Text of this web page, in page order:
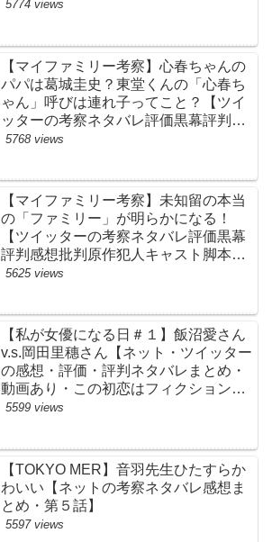
ネタバレ感想考察まとめ・スッキリ・
5774 views
【マイファミリー考察】心春ちゃんの
パパは葛城圭史？東堂くんの「心春ち
ゃん」呼びは連れ子ってこと？【ツイ
ッターの考察ネタバレ評価黒幕評判感
想批判原作犯人キャスト脚本あらすじ
5768 views
【マイファミリー考察】未知留の本当
の「ファミリー」が明らかになる！
【ツイッターの考察ネタバレ評価黒幕
評判感想批判原作犯人キャスト脚本あ
らすじ伏線まとめ】
5625 views
【私が女優になる日＃１】飯沼愛さん
v.s.岡田里穗さん【ネット・ツイッター
の感想・評価・評判ネタバレまとめ・
動画あり・この初恋はフィクションで
す・初恋Ｆ】
5599 views
【TOKYO MER】音羽先生ひたすらか
わいい【ネットの考察ネタバレ感想ま
とめ・第５話】
5597 views